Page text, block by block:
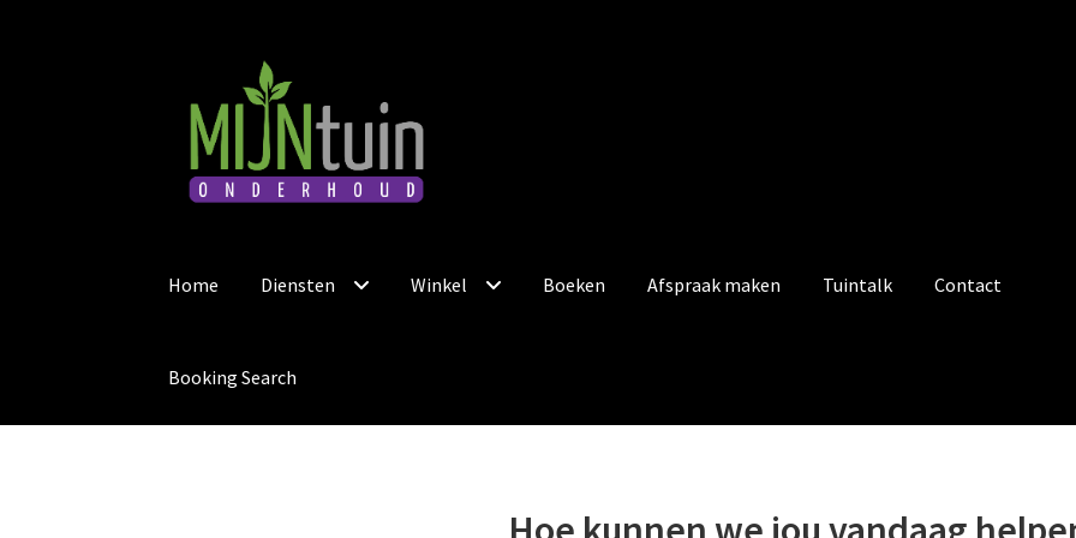
naar
navigatie
inhoud
Home Diensten Winkel Boeken Afspraak maken Tuintalk Contact
Booking Search